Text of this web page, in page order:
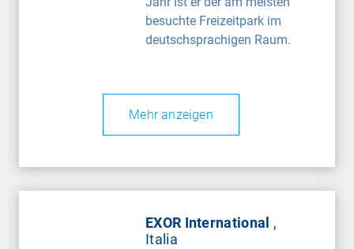
besuchte Freizeitpark im
deutschsprachigen Raum.
Mehr anzeigen
EXOR International ,
Italia